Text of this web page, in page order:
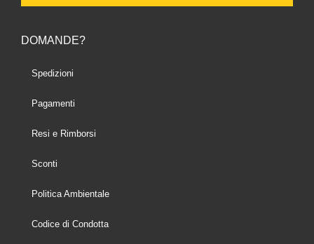
DOMANDE?
Spedizioni
Pagamenti
Resi e Rimborsi
Sconti
Politica Ambientale
Codice di Condotta